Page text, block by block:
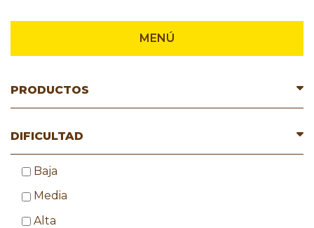
MENÚ
PRODUCTOS
DIFICULTAD
Baja
Media
Alta